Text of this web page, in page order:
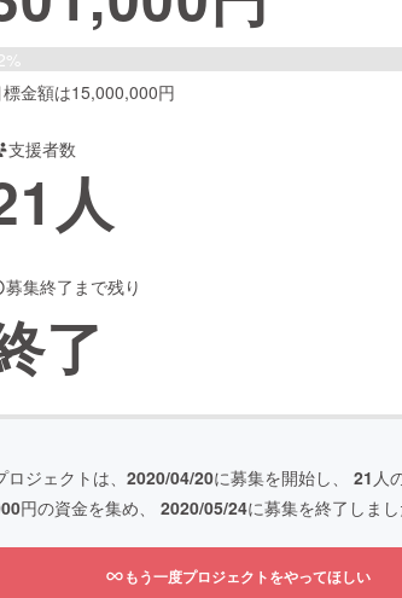
ファッション
ルスケア
標金額は15,000,000円
支援者数
人
募集終了まで残り
了
ロジェクトは、 2020/04/20に募集を開始し、 21 人
円の資金を集め、 2020/05/24に募集を終了しまし
もう一度プロジェクトをやってほしい